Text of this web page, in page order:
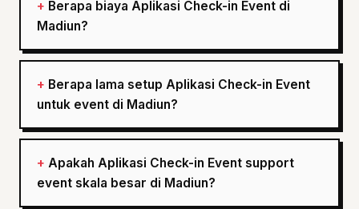
Berapa biaya Aplikasi Check-in Event di
Madiun?
Berapa lama setup Aplikasi Check-in Event
untuk event di Madiun?
Apakah Aplikasi Check-in Event support
event skala besar di Madiun?